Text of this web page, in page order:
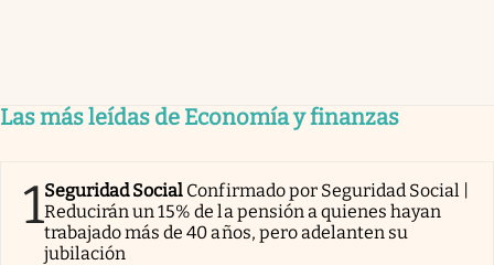
Las más leídas de Economía y finanzas
1Seguridad Social Confirmado por Seguridad Social |
Reducirán un 15% de la pensión a quienes hayan
trabajado más de 40 años, pero adelanten su
jubilación